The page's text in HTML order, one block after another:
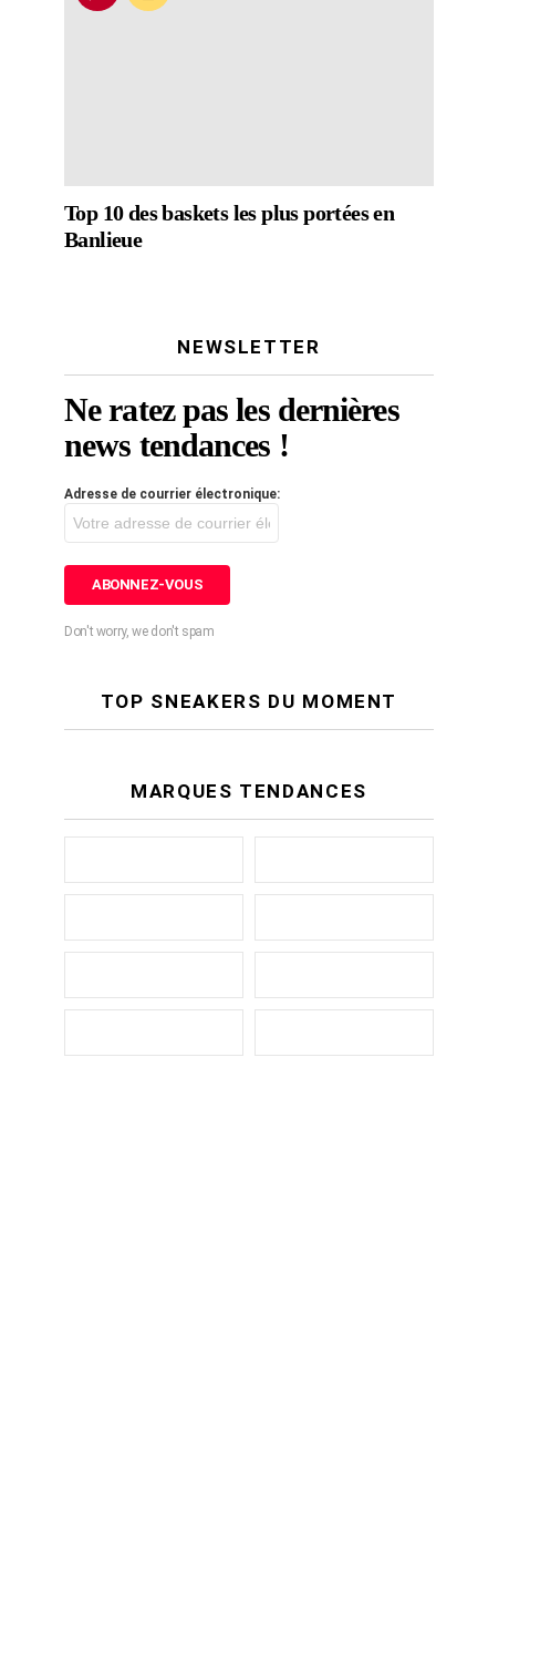
Top 10 des baskets les plus portées en
Banlieue
NEWSLETTER
Ne ratez pas les dernières
news tendances !
Adresse de courrier électronique:
Don't worry, we don't spam
TOP SNEAKERS DU MOMENT
MARQUES TENDANCES